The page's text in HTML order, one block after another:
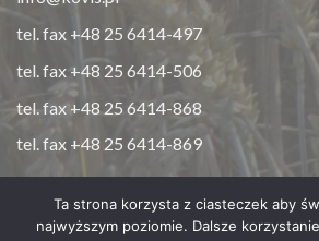
tel. fax +48 25 6414-497
tel. fax +48 25 6414-506
tel. fax +48 25 6414-868
tel. fax +48 25 6414-869
STRONA GŁÓWNA O NAS KONTAKT
Ta strona korzysta z ciasteczek aby
najwyższym poziomie. Dalsze